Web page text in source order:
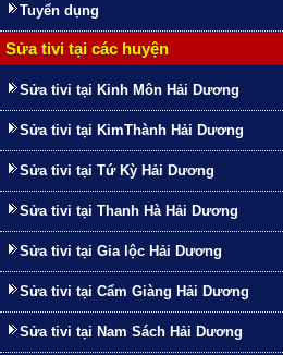
Tuyển dụng
Sửa tivi tại các huyện
Sửa tivi tại Kinh Môn Hải Dương
Sửa tivi tại KimThành Hải Dương
Sửa tivi tại Tứ Kỳ Hải Dương
Sửa tivi tại Thanh Hà Hải Dương
Sửa tivi tại Gia lộc Hải Dương
Sửa tivi tại Cẩm Giàng Hải Dương
Sửa tivi tại Nam Sách Hải Dương